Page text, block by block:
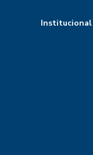
Institucional